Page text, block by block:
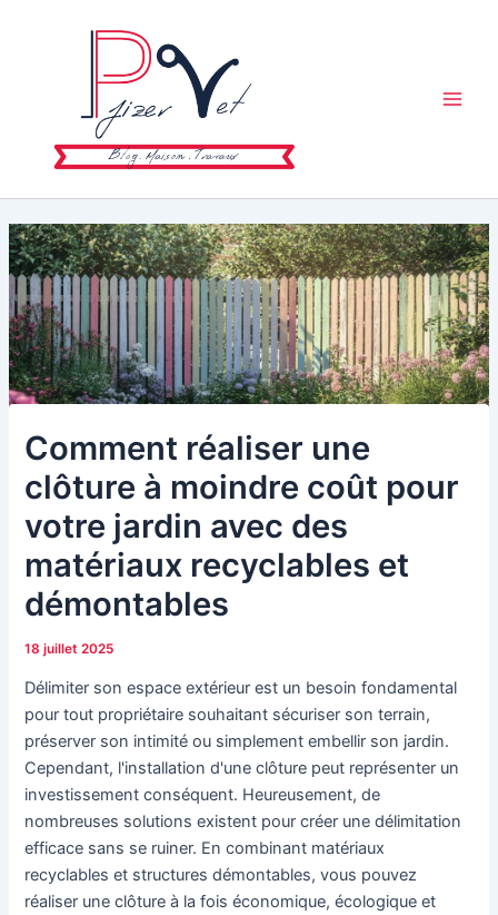
Comment réaliser une
clôture à moindre coût pour
votre jardin avec des
matériaux recyclables et
démontables
18 juillet 2025
Délimiter son espace extérieur est un besoin fondamental
pour tout propriétaire souhaitant sécuriser son terrain,
préserver son intimité ou simplement embellir son jardin.
Cependant, l'installation d'une clôture peut représenter un
investissement conséquent. Heureusement, de
nombreuses solutions existent pour créer une délimitation
efficace sans se ruiner. En combinant matériaux
recyclables et structures démontables, vous pouvez
réaliser une clôture à la fois économique, écologique et